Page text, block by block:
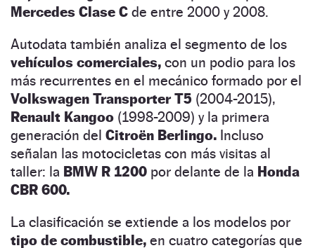
Mercedes Clase C de entre 2000 y 2008.
Autodata también analiza el segmento de los
vehículos comerciales, con un podio para los
más recurrentes en el mecánico formado por el
Volkswagen Transporter T5 (2004-2015),
Renault Kangoo (1998-2009) y la primera
generación del Citroën Berlingo. Incluso
señalan las motocicletas con más visitas al
taller: la BMW R 1200 por delante de la Honda
CBR 600.
La clasificación se extiende a los modelos por
tipo de combustible, en cuatro categorías que